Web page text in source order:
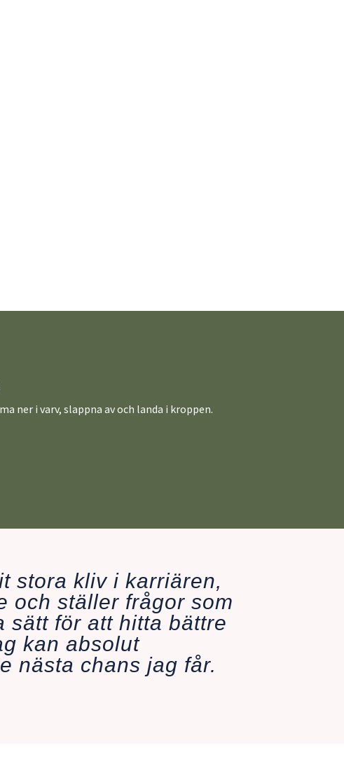
ner i varv, slappna av och landa i kroppen.
stora kliv i karriären,
och ställer frågor som
sätt för att hitta bättre
kan absolut
nästa chans jag får.